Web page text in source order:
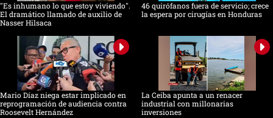
"Es inhumano lo que estoy viviendo".
El dramático llamado de auxilio de
Nasser Hilsaca
46 quirófanos fuera de servicio; crece
la espera por cirugías en Honduras
Mario Díaz niega estar implicado en
reprogramación de audiencia contra
Roosevelt Hernández
La Ceiba apunta a un renacer
industrial con millonarias
inversiones